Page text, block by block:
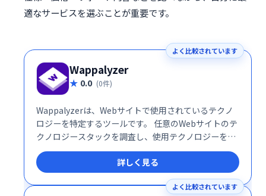
適なサービスを選ぶことが重要です。
よく比較されています
Wappalyzer
0.0 (0件)
Wappalyzerは、Webサイトで使用されているテクノ
ロジーを特定するツールです。 任意のWebサイトのテ
クノロジースタックを調査し、使用テクノロジーをリ
スト化、企業情報や連絡先詳細も取得できます。リー
ド獲得、市場分析、競合調査などに活用可能です。
詳しく見る
よく比較されています